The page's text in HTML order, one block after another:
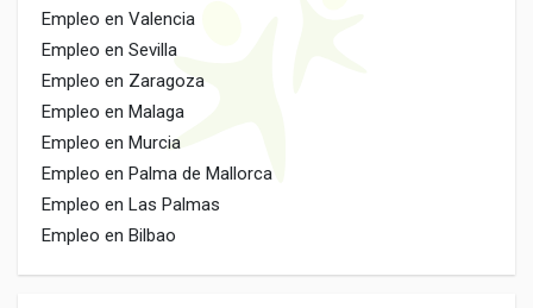
Empleo en Valencia
Empleo en Sevilla
Empleo en Zaragoza
Empleo en Malaga
Empleo en Murcia
Empleo en Palma de Mallorca
Empleo en Las Palmas
Empleo en Bilbao